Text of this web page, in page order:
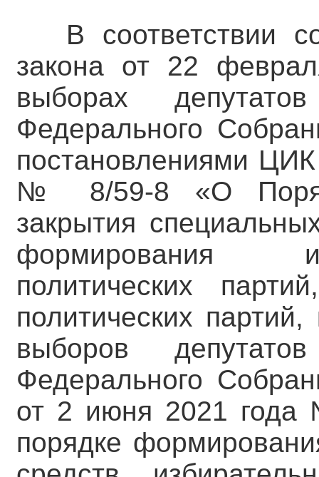
В соответствии
закона от 22
выборах
Федерального
постановлениями
№ 8/59-8 «О
закрытия
формирования
политических
политических
выборов
Федерального
от 2 июня 2021
порядке